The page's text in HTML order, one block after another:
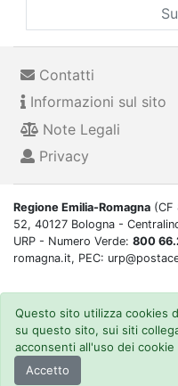
Contatti
Informazioni sul sito
Note Legali
Privacy
Regione Emilia-Romagna (CF
52, 40127 Bologna -
URP - Numero Verde: 800
romagna.it, PEC:
Questo sito utilizza cookies
su questo sito, sui siti
acconsenti all'uso dei cookie
Accetto